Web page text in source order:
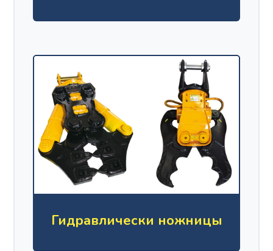
Гидравлически ножницы